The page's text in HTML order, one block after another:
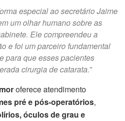
especial ao secretário Jaime
um olhar humano sobre as
Ele compreendeu a
e foi um parceiro fundamental
para que esses pacientes
cirurgia de catarata.”
oferece atendimento
pré e pós-operatórios,
óculos de grau e